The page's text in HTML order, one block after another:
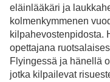
eläinlääkäri ja
kolmenkymmenen
kilpahevostenpidosta.
opettajana
Flyingessä ja hänellä
jotka kilpailevat